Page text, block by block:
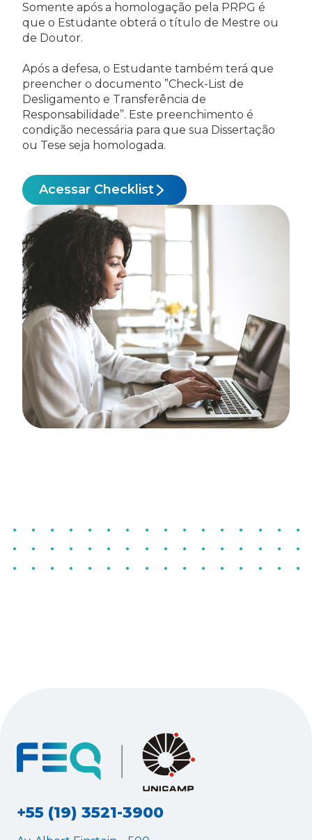
Somente após a homologação pela PRPG é
que o Estudante obterá o título de Mestre ou
de Doutor.
Após a defesa, o Estudante também terá que
preencher o documento ”Check-List de
Desligamento e Transferência de
Responsabilidade”. Este preenchimento é
condição necessária para que sua Dissertação
ou Tese seja homologada.
Acessar Checklist
+55 (19) 3521-3900